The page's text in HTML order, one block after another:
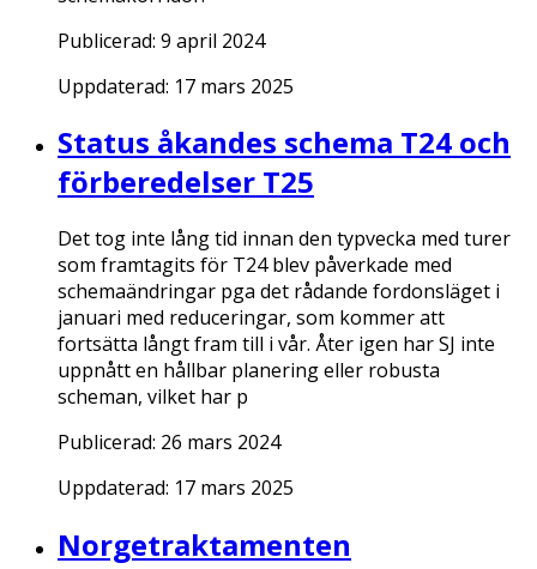
Publicerad: 9 april 2024
Uppdaterad: 17 mars 2025
Status åkandes schema T24 och
förberedelser T25
Det tog inte lång tid innan den typvecka med turer
som framtagits för T24 blev påverkade med
schemaändringar pga det rådande fordonsläget i
januari med reduceringar, som kommer att
fortsätta långt fram till i vår. Åter igen har SJ inte
uppnått en hållbar planering eller robusta
scheman, vilket har p
Publicerad: 26 mars 2024
Uppdaterad: 17 mars 2025
Norgetraktamenten